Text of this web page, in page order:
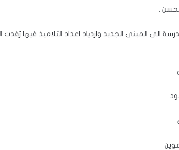
.
الى المبنى الجديد وازدياد اعداد التلاميذ فيها